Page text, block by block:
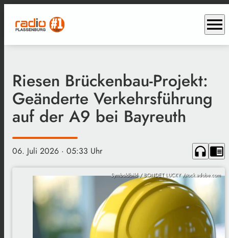
menu
Riesen Brückenbau-Projekt:
Geänderte Verkehrsführung
auf der A9 bei Bayreuth
06. Juli 2026 · 05:33 Uhr headphones chrome_reader_mode
Symboldbild / BONDET LUCKY /stock.adobe.com